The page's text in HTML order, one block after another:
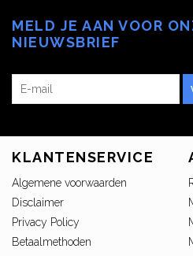
MELD JE AAN VOOR
NIEUWSBRIEF
KLANTENSERVICE
Algemene voorwaarden
Disclaimer
Privacy Policy
Betaalmethoden